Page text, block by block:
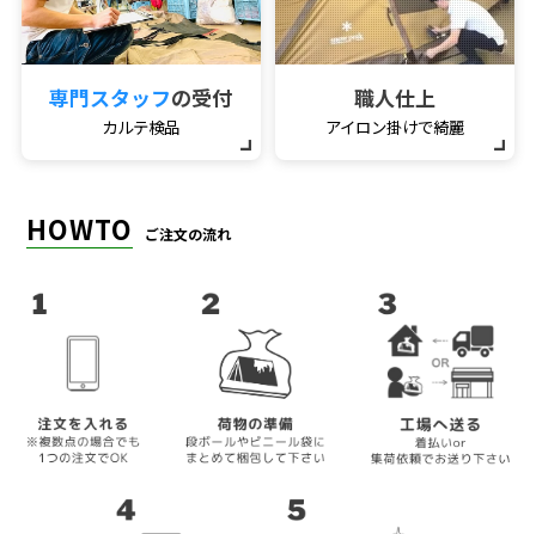
専門スタッフの受付
カルテ検品
職人仕上
アイロン掛けで綺麗
HOWTO ご注文の流れ